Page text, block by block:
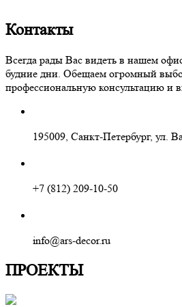
Контакты
Всегда рады Вас видеть в нашем
будние дни. Обещаем огромный
профессиональную консультацию и
195009, Санкт-Петербург, ул.
+7 (812) 209-10-50
info@ars-decor.ru
ПРОЕКТЫ